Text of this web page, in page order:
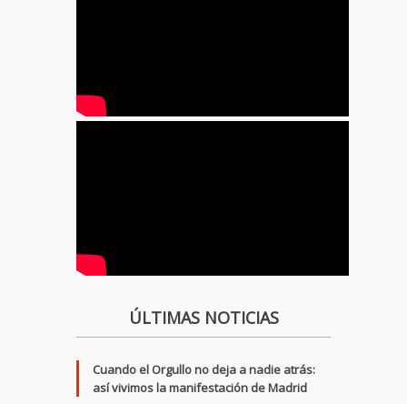
ÚLTIMAS NOTICIAS
Cuando el Orgullo no deja a nadie atrás:
así vivimos la manifestación de Madrid